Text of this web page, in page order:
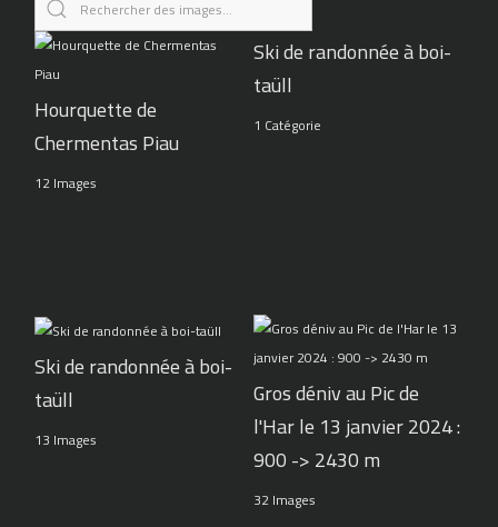
Hourquette de
Chermentas Piau
12 Images
Ski de randonnée à boi-
taüll
1 Catégorie
Ski de randonnée à boi-
taüll
13 Images
Gros déniv au Pic de
l'Har le 13 janvier 2024 :
900 -> 2430 m
32 Images